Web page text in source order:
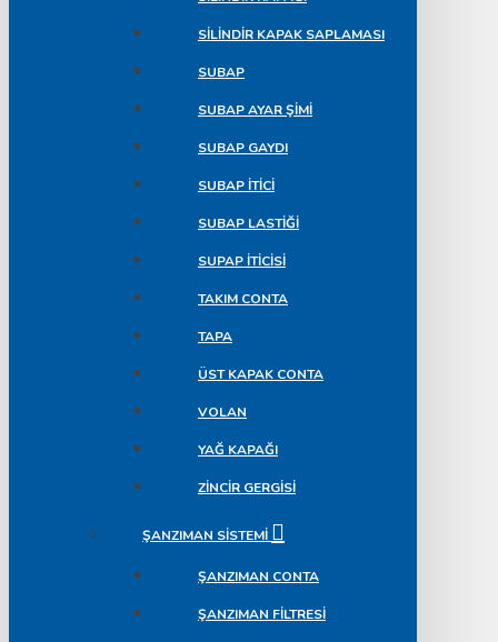
SILINDIR KAPAK SAPLAMASI
SUBAP
SUBAP AYAR ŞIMI
SUBAP GAYDI
SUBAP İTICI
SUBAP LASTIĞI
SUPAP ITICISI
TAKIM CONTA
TAPA
ÜST KAPAK CONTA
VOLAN
YAĞ KAPAĞI
ZINCIR GERGISI
ŞANZIMAN SISTEMI
ŞANZIMAN CONTA
ŞANZIMAN FILTRESI